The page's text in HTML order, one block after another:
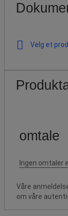
Velg et
Våre
om våre